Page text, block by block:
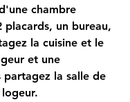
chambre
placards, un bureau,
la cuisine et le
et une
partagez la salle de